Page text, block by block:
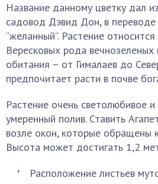
Название данному цветку дал
садовод Дэвид Дон, в переводе
“желанный”. Растение
Вересковых рода вечнозеленых
обитания – от Гималаев до
предпочитает расти в почве
Растение очень светолюбивое
умеренный полив. Ставить
возле окон, которые обращены
Высота может достигать 1,2
Расположение листьев